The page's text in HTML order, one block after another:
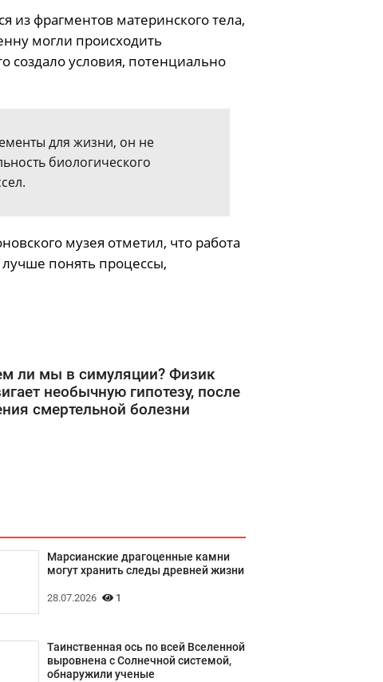
из фрагментов материнского тела,
могли происходить
создало условия, потенциально
для жизни, он не
биологического
музея отметил, что работа
понять процессы,
ли мы в симуляции? Физик
необычную гипотезу, после
смертельной болезни
Марсианские драгоценные камни
могут хранить следы древней жизни
28.07.2026 1
Таинственная ось по всей Вселенной
выровнена с Солнечной системой,
обнаружили ученые